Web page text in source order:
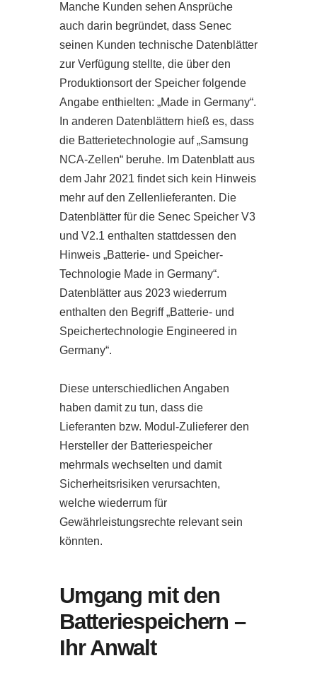
Manche Kunden sehen Ansprüche
auch darin begründet, dass Senec
seinen Kunden technische Datenblätter
zur Verfügung stellte, die über den
Produktionsort der Speicher folgende
Angabe enthielten: „Made in Germany“.
In anderen Datenblättern hieß es, dass
die Batterietechnologie auf „Samsung
NCA-Zellen“ beruhe. Im Datenblatt aus
dem Jahr 2021 findet sich kein Hinweis
mehr auf den Zellenlieferanten. Die
Datenblätter für die Senec Speicher V3
und V2.1 enthalten stattdessen den
Hinweis „Batterie- und Speicher-
Technologie Made in Germany“.
Datenblätter aus 2023 wiederrum
enthalten den Begriff „Batterie- und
Speichertechnologie Engineered in
Germany“.
Diese unterschiedlichen Angaben
haben damit zu tun, dass die
Lieferanten bzw. Modul-Zulieferer den
Hersteller der Batteriespeicher
mehrmals wechselten und damit
Sicherheitsrisiken verursachten,
welche wiederrum für
Gewährleistungsrechte relevant sein
könnten.
Umgang mit den
Batteriespeichern –
Ihr Anwalt